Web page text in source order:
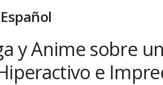
y Anime sobre
e